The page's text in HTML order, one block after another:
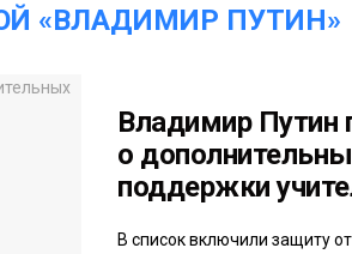
«ВЛАДИМИР ПУТИН»
Владимир Путин
о
поддержки
В список включили защиту